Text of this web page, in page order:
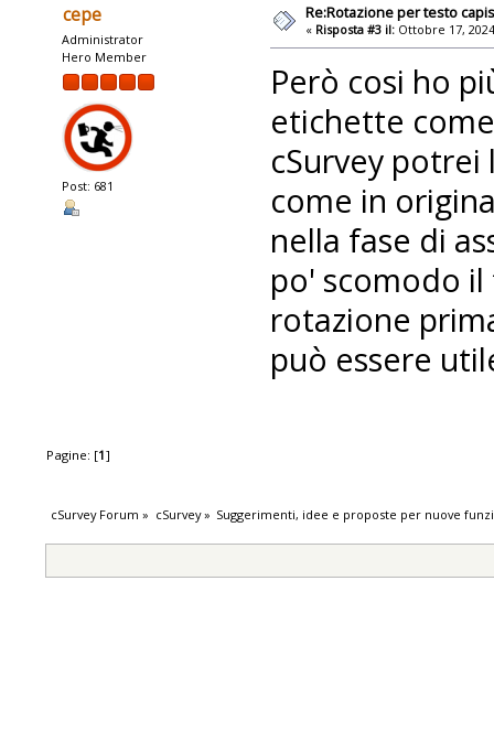
cepe
Administrator
Hero Member
Post: 681
Re:Rotazione per testo
« Risposta #3 il: Ottobre 17,
Però cosi ho
etichette
cSurvey
come in
nella fase di
po' scomodo
rotazione
può essere
Pagine: [1]
cSurvey Forum » cSurvey» Suggerimenti, idee e proposte per nuove